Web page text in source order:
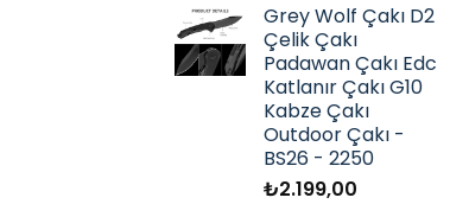
Grey Wolf Çakı D2
Çelik Çakı
Padawan Çakı Edc
Katlanır Çakı G10
Kabze Çakı
Outdoor Çakı -
BS26 - 2250
₺2.199,00